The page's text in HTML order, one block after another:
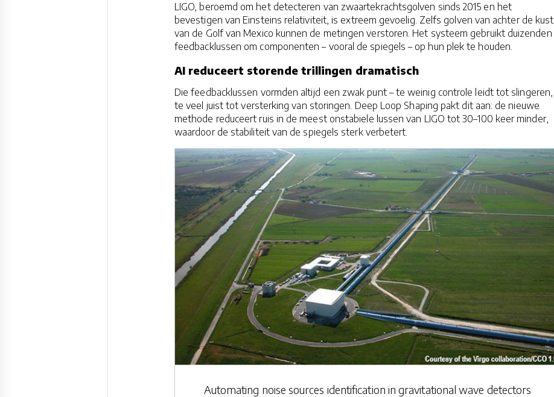
LIGO, beroemd om het detecteren van zwaartekrachtsgolven sinds 2015 en het
bevestigen van Einsteins relativiteit, is extreem gevoelig. Zelfs golven van achter de kust
van de Golf van Mexico kunnen de metingen verstoren. Het systeem gebruikt duizenden
feedbacklussen om componenten – vooral de spiegels – op hun plek te houden.
AI reduceert storende trillingen dramatisch
Die feedbacklussen vormden altijd een zwak punt – te weinig controle leidt tot slingeren,
te veel juist tot versterking van storingen. Deep Loop Shaping pakt dit aan: de nieuwe
methode reduceert ruis in de meest onstabiele lussen van LIGO tot 30–100 keer minder,
waardoor de stabiliteit van de spiegels sterk verbetert.
Automating noise sources identification in gravitational wave detectors